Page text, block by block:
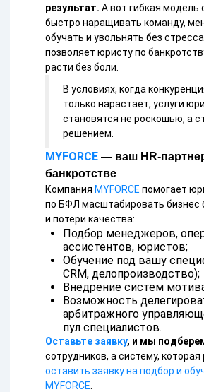
результат. А вот гибкая
быстро наращивать команду,
обучать и увольнять без
позволяет юристу по
расти без боли.
В условиях, когда
только нарастает, услуги
становятся не роскошью, а
решением.
MYFORCE — ваш HR-
банкротстве
Компания MYFORCE помогает
по БФЛ масштабировать бизнес
и потери качества:
Подбор менеджеров,
ассистентов, юристов;
Обучение под вашу
CRM, делопроизводство);
Внедрение систем
Возможность
арбитражного
пул специалистов.
Оставьте заявку, и мы
сотрудников, а систему, которая
оставить заявку на подбор и
MYFORCE